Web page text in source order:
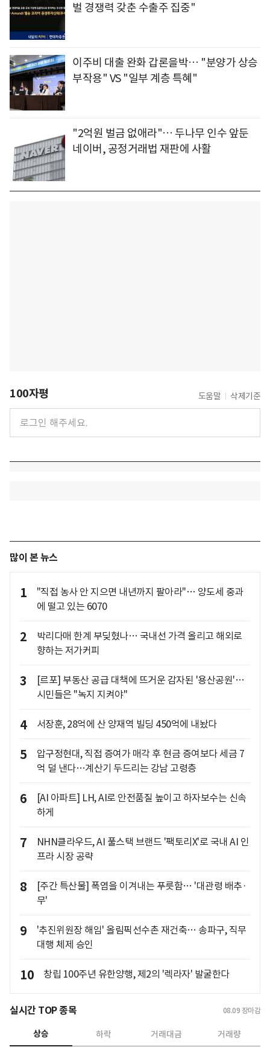
벌 경쟁력 갖춘 수출주 집중"
이주비 대출 완화 갑론을박… "분양가 상승
부작용" VS "일부 계층 특혜"
"2억원 벌금 없애라"… 두나무 인수 앞둔
네이버, 공정거래법 재판에 사활
100자평 도움말 삭제기준
많이 본 뉴스
1
"직접 농사 안 지으면 내년까지 팔아라"… 양도세 중과
에 떨고 있는 6070
2
박리다매 한계 부딪혔나… 국내선 가격 올리고 해외로
향하는 저가커피
3
[르포] 부동산 공급 대책에 뜨거운 감자된 '용산공원'…
시민들은 "녹지 지켜야"
4 서장훈, 28억에 산 양재역 빌딩 450억에 내놨다
5
압구정현대, 직접 증여가 매각 후 현금 증여보다 세금 7
억 덜 낸다…계산기 두드리는 강남 고령층
6
[AI 아파트] LH, AI로 안전품질 높이고 하자보수는 신속
하게
7
NHN클라우드, AI 풀스택 브랜드 '팩토리X'로 국내 AI 인
프라 시장 공략
8
[주간 특산물] 폭염을 이겨내는 푸릇함… '대관령 배추·
무'
9
'추진위원장 해임' 올림픽선수촌 재건축… 송파구, 직무
대행 체제 승인
10 창립 100주년 유한양행, 제2의 '렉라자' 발굴한다
실시간 TOP 종목 08.09 장마감
상승 하락 거래대금 거래량